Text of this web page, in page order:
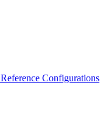
Reference Configurations